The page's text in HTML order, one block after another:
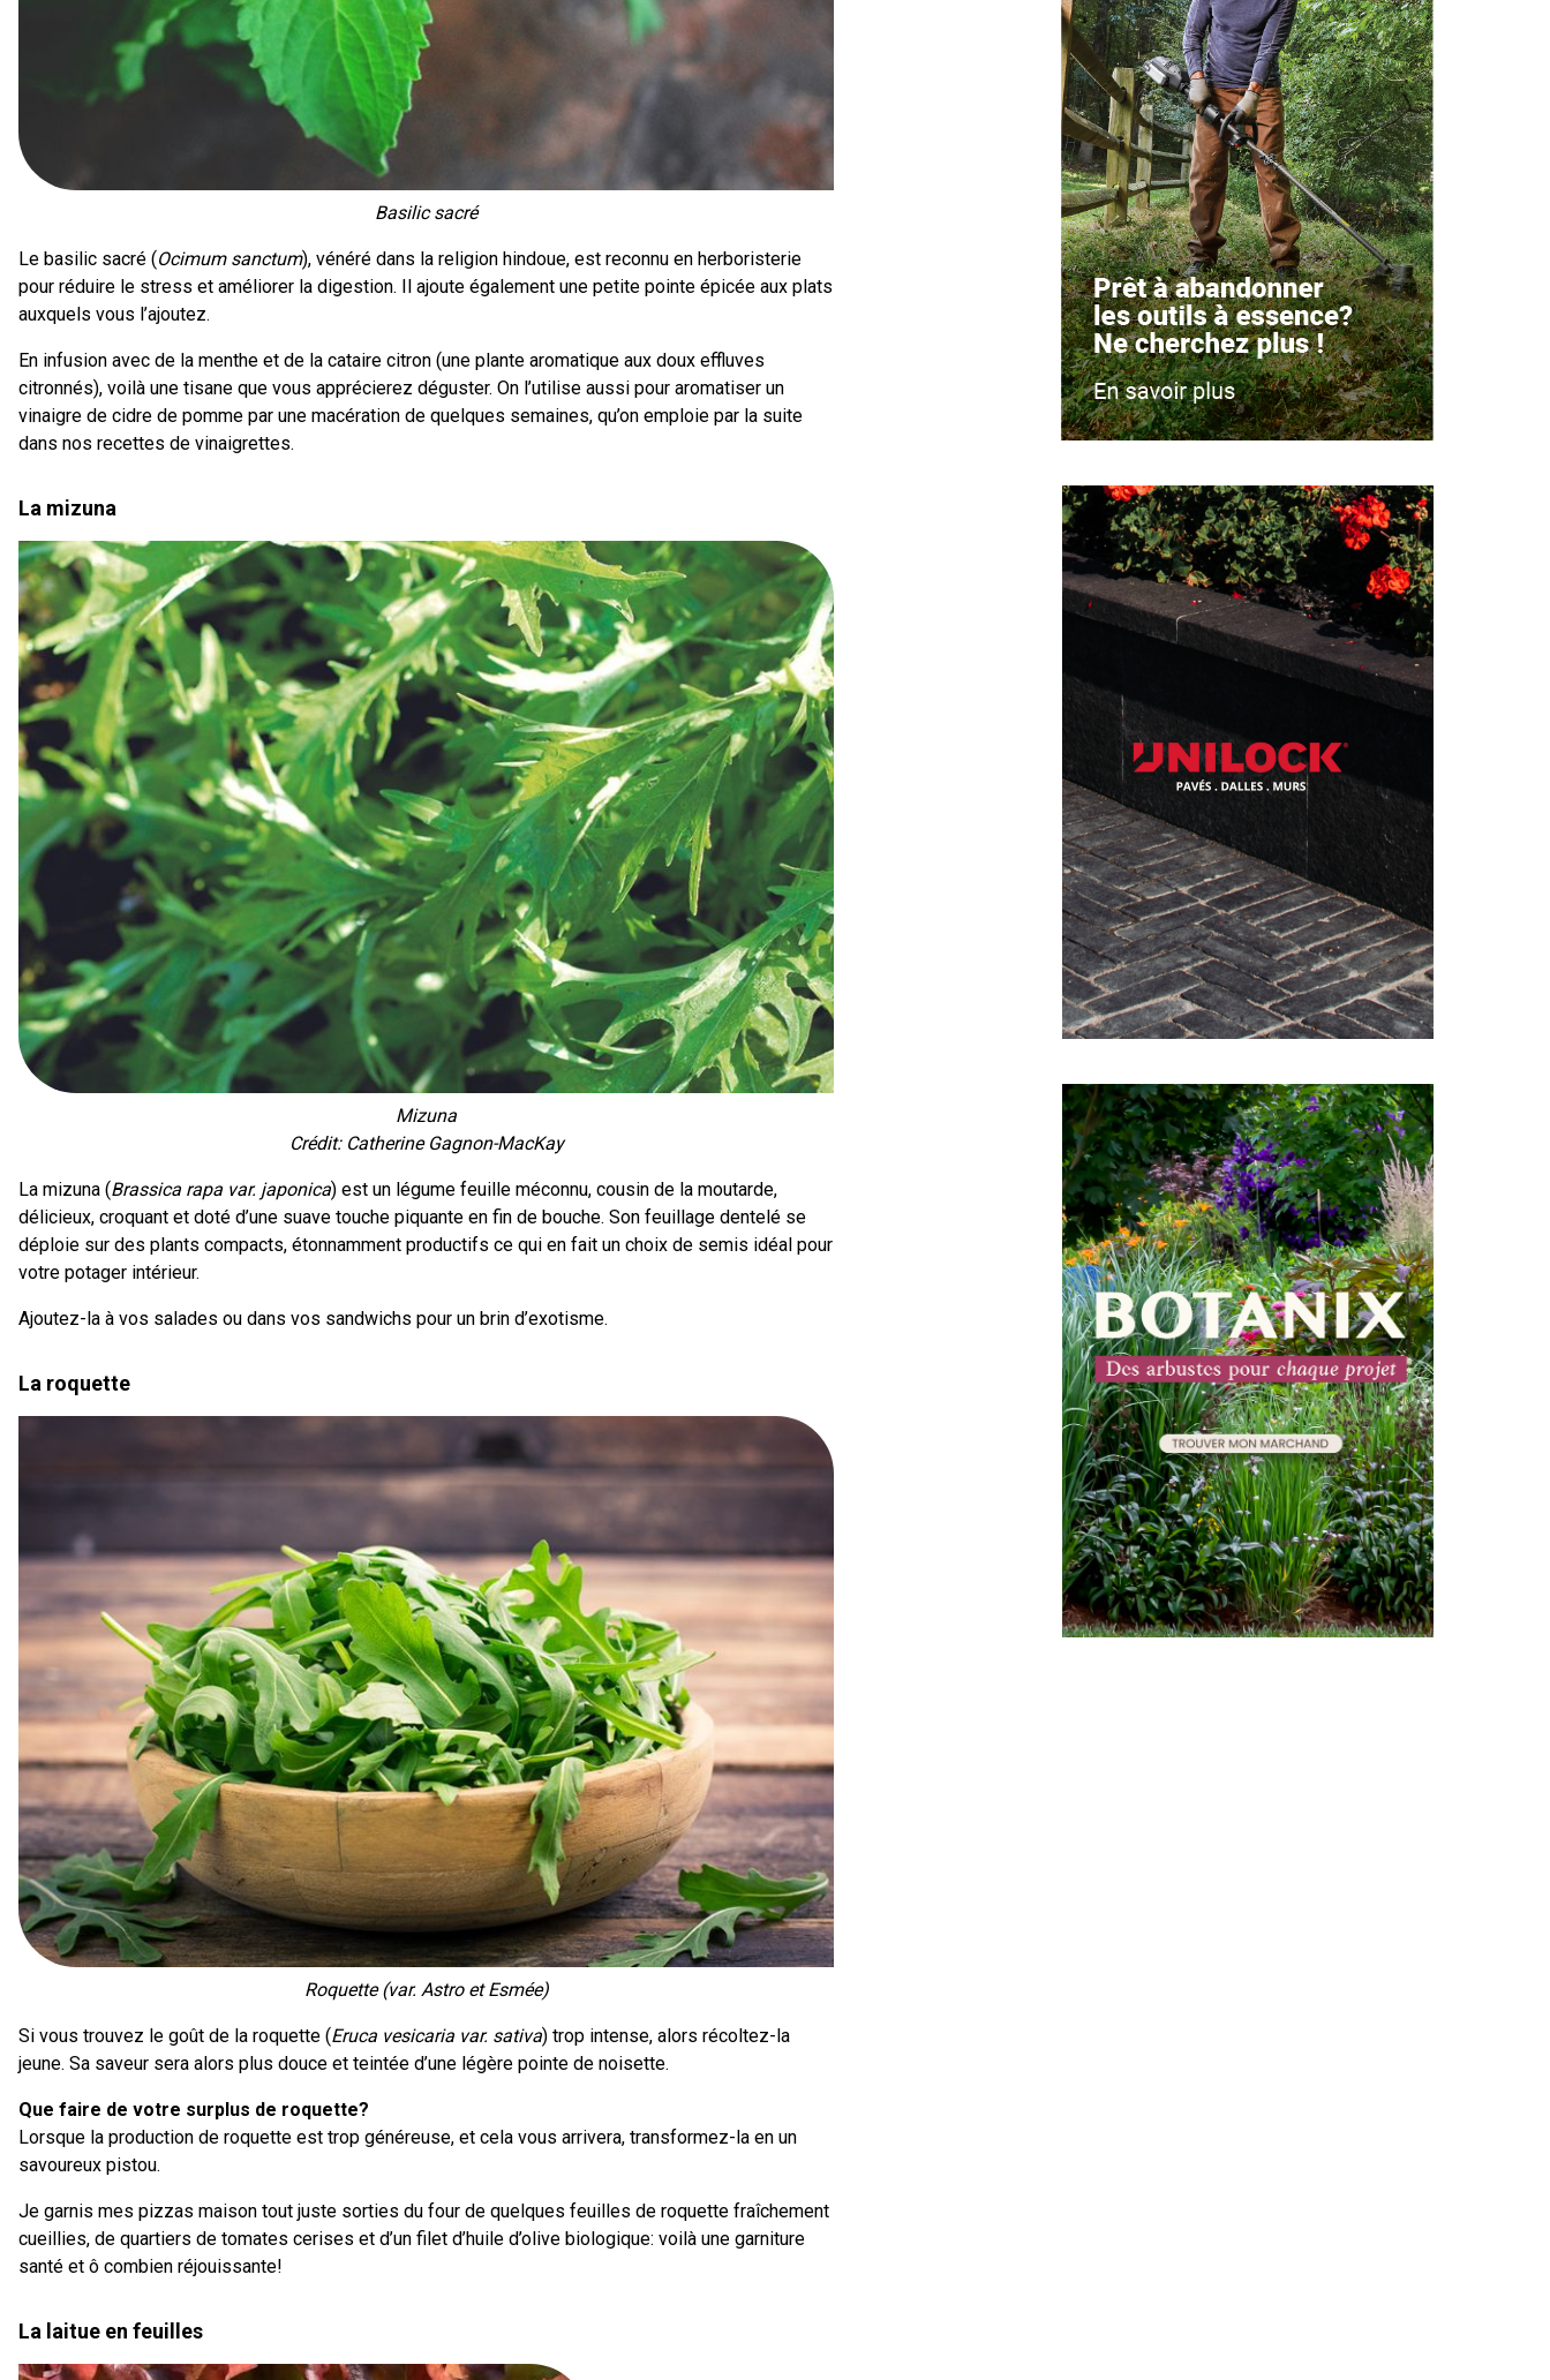
Basilic sacré
Le basilic sacré (Ocimum sanctum), vénéré dans la religion hindoue, est reconnu en herboristerie
pour réduire le stress et améliorer la digestion. Il ajoute également une petite pointe épicée aux plats
auxquels vous l’ajoutez.
En infusion avec de la menthe et de la cataire citron (une plante aromatique aux doux effluves
citronnés), voilà une tisane que vous apprécierez déguster. On l’utilise aussi pour aromatiser un
vinaigre de cidre de pomme par une macération de quelques semaines, qu’on emploie par la suite
dans nos recettes de vinaigrettes.
La mizuna
Mizuna
Crédit: Catherine Gagnon-MacKay
La mizuna (Brassica rapa var. japonica) est un légume feuille méconnu, cousin de la moutarde,
délicieux, croquant et doté d’une suave touche piquante en fin de bouche. Son feuillage dentelé se
déploie sur des plants compacts, étonnamment productifs ce qui en fait un choix de semis idéal pour
votre potager intérieur.
Ajoutez-la à vos salades ou dans vos sandwichs pour un brin d’exotisme.
La roquette
Roquette (var. Astro et Esmée)
Si vous trouvez le goût de la roquette (Eruca vesicaria var. sativa) trop intense, alors récoltez-la
jeune. Sa saveur sera alors plus douce et teintée d’une légère pointe de noisette.
Que faire de votre surplus de roquette?
Lorsque la production de roquette est trop généreuse, et cela vous arrivera, transformez-la en un
savoureux pistou.
Je garnis mes pizzas maison tout juste sorties du four de quelques feuilles de roquette fraîchement
cueillies, de quartiers de tomates cerises et d’un filet d’huile d’olive biologique: voilà une garniture
santé et ô combien réjouissante!
La laitue en feuilles